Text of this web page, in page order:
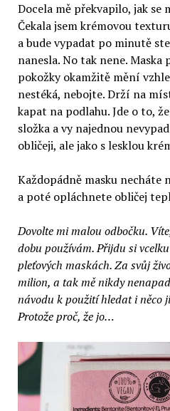
Docela mě překvapilo, jak se
Čekala jsem krémovou
a bude vypadat po minutě
nanesla. No tak nene.
pokožky okamžitě mění
nestéká, nebojte. Drží na
kapat na podlahu. Jde o to,
složka a vy najednou
obličeji, ale jako s lesklou
Každopádně masku necháte
a poté opláchnete obličej
Dovolte mi malou odbočku.
dobu používám. Přijdu si
pleťových maskách. Za svůj
milion, a tak mě nikdy
návodu k použití hledat i něco
Protože proč, že jo…